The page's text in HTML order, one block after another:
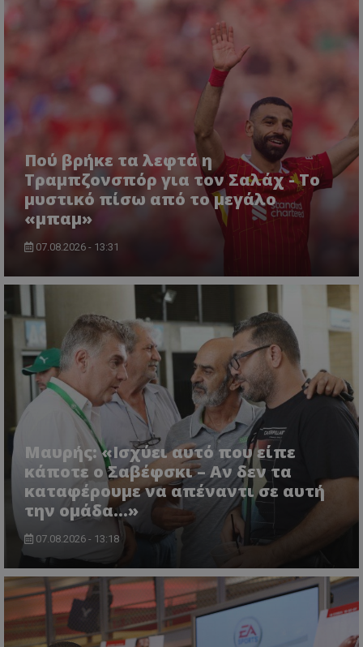
Πού βρήκε τα λεφτά η
Τραμπζονσπόρ για τον Σαλάχ - Το
μυστικό πίσω από το μεγάλο
«μπαμ»
07.08.2026 - 13:31
Μαυρής: «Ισχύει αυτό που είπε
κάποτε ο Σαβέφσκι – Αν δεν τα
καταφέρουμε να απέναντι σε αυτή
την ομάδα…»
07.08.2026 - 13:18